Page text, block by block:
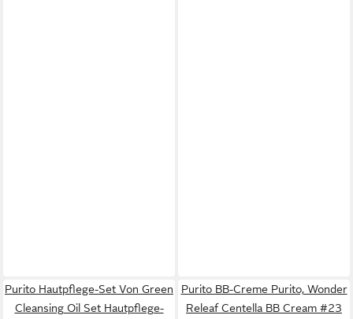
Purito Hautpflege-Set Von Green
Cleansing Oil Set Hautpflege-
Purito BB-Creme Purito, Wonder
Releaf Centella BB Cream #23